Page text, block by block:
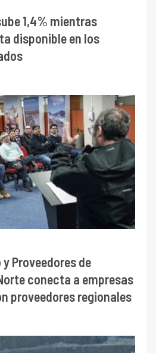
1,4% mientras
disponible en los
Proveedores de
conecta a empresas
proveedores regionales